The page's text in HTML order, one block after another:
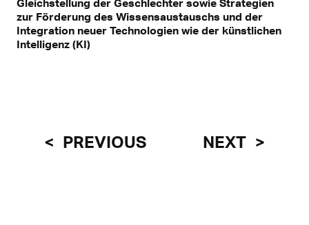
zur Förderung des Wissensaustauschs und der
Integration neuer Technologien wie der künstlichen
Intelligenz (KI)
PREVIOUS NEXT